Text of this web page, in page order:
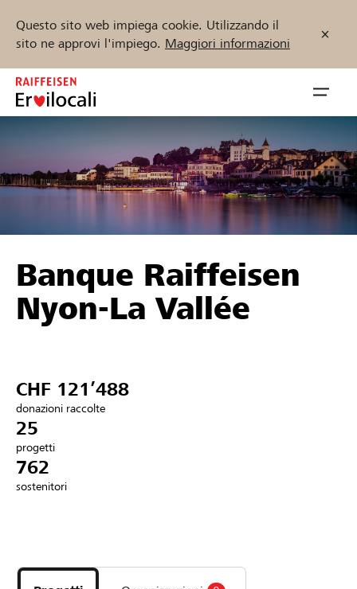
Questo sito web impiega cookie. Utilizzando il
sito ne approvi l'impiego. Maggiori informazioni
Zum
Inhalt
springen
öffnen
Sostenere
Aiuto & supporto
Collegarsi
Trova progetti e organizzazioni
Inizia ora
DE FR IT
Banque Raiffeisen
Nyon-La Vallée
CHF 121’488
donazioni raccolte
25
progetti
762
sostenitori
i